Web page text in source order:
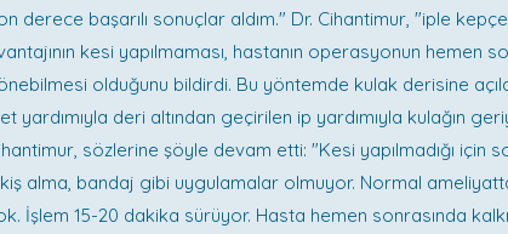
derece başarılı sonuçlar aldım." Dr. Cihantimur, "iple
kesi yapılmaması, hastanın operasyonun hemen
olduğunu bildirdi. Bu yöntemde kulak derisine
yardımıyla deri altından geçirilen ip yardımıyla kulağın
sözlerine şöyle devam etti: "Kesi yapılmadığı için
alma, bandaj gibi uygulamalar olmuyor. Normal
İşlem 15-20 dakika sürüyor. Hasta hemen sonrasında